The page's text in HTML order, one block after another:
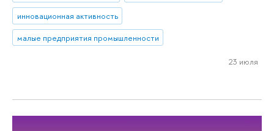
инновационная активность
малые предприятия промышленности
23 июля